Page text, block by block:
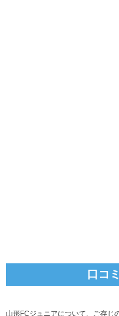
口コ
山形FCジュニアについて、ご存じ